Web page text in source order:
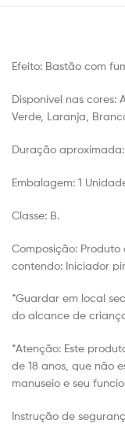
Efeito: Bastão com
Disponível nas cores:
Verde, Laranja,
Duração
Embalagem: 1
Classe: B.
Composição:
contendo: Iniciador
*Guardar em local
do alcance de
*Atenção: Este
de 18 anos, que não
manuseio e seu
Instrução de